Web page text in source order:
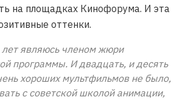
на площадках Кинофорума. И эта
оттенки.
лет являюсь членом жюри
программы. И двадцать, и десять
хороших мультфильмов не было,
с советской школой анимации,